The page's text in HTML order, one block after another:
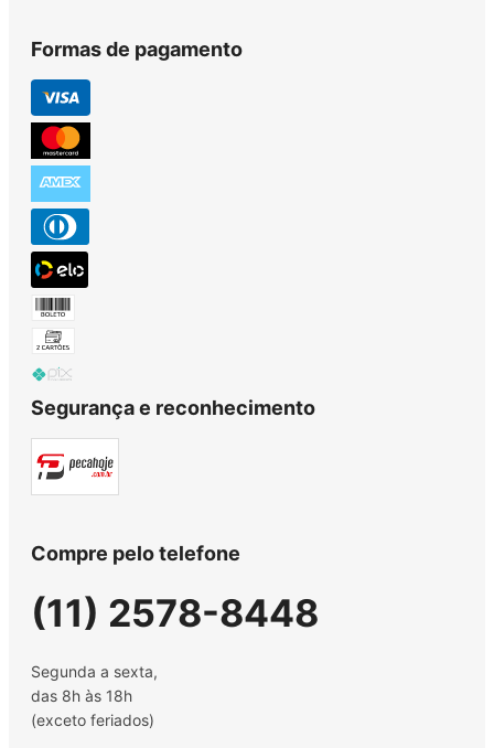
Formas de pagamento
Segurança e reconhecimento
Compre pelo telefone
(11) 2578-8448
Segunda a sexta,
das 8h às 18h
(exceto feriados)